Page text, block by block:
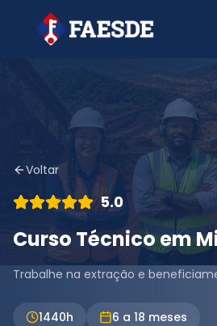
Voltar
5.0
Curso Técnico em
Trabalhe na extração e
1440h
6 a 18 meses